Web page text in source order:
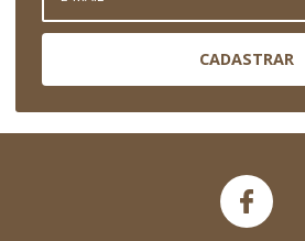
CADASTRAR